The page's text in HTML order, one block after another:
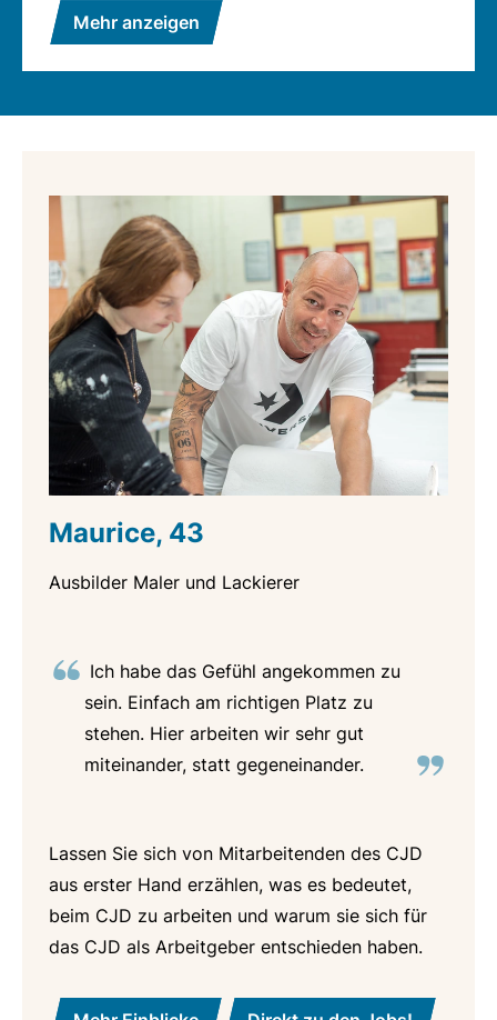
Mehr anzeigen
Maurice, 43
Ausbilder Maler und Lackierer
Ich habe das Gefühl angekommen zu
sein. Einfach am richtigen Platz zu
stehen. Hier arbeiten wir sehr gut
miteinander, statt gegeneinander.
Lassen Sie sich von Mitarbeitenden des CJD
aus erster Hand erzählen, was es bedeutet,
beim CJD zu arbeiten und warum sie sich für
das CJD als Arbeitgeber entschieden haben.